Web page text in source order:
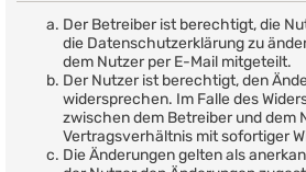
Der Betreiber ist berechtigt, die
die Datenschutzerklärung zu
dem Nutzer per E-Mail mitgeteilt.
Der Nutzer ist berechtigt, den
widersprechen. Im Falle des
zwischen dem Betreiber und dem
Vertragsverhältnis mit sofortiger
Die Änderungen gelten als